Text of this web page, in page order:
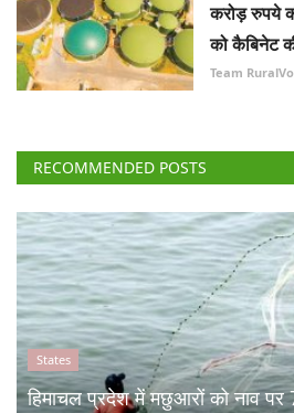
करोड़ रुपये
को कैबिनेट
Team
RECOMMENDED POSTS
States
हिमाचल प्रदेश में मछुआरों को नाव पर